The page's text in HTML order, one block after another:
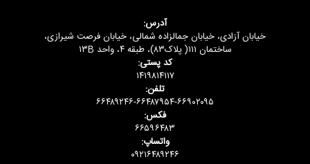
آدرس:
خیابان آزادی، خیابان جمالزاده شمالی، خیابان فرصت شیرازی،
ساختمان ۱۱۱( پلاک۸۳)، طبقه ۴، واحد ۱۳B
کد پستی:
۱۴۱۹۸۱۴۱۱۷
تلفن:
۶۶۴۸۹۲۴۶-۶۶۴۸۷۹۵۴-۶۶۹۰۲۰۹۵
فکس:
۶۶۵۹۶۴۸۳
واتساپ:
۰۹۲۱۶۴۸۹۲۴۶